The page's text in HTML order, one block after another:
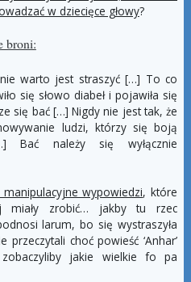
w dziecięce głowy?
broni:
warto jest straszyć […] To co
się słowo diabeł i pojawiła się
się bać […] Nigdy nie jest tak, że
ludzi, którzy się boją
Bać należy się wyłącznie
manipulacyjne wypowiedzi, które
miały zrobić… jakby tu rzec
larum, bo się wystraszyła
przeczytali choć powieść ‘Anhar’
jakie wielkie fo pa